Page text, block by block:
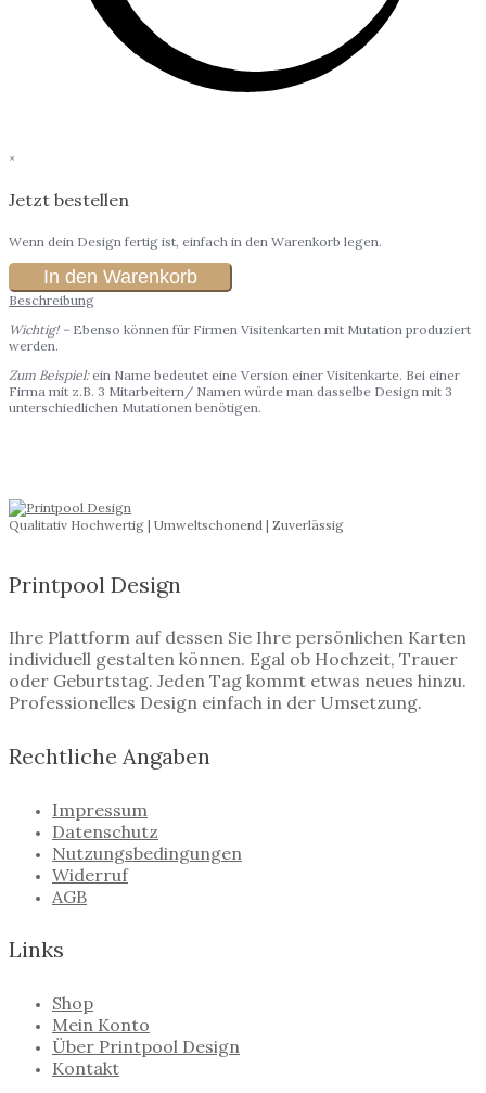
×
Jetzt bestellen
Wenn dein Design fertig ist, einfach in den Warenkorb legen.
In den Warenkorb
Beschreibung
Wichtig! – Ebenso können für Firmen Visitenkarten mit Mutation produziert
werden.
Zum Beispiel:ein Name bedeutet eine Version einer Visitenkarte. Bei einer
Firma mit z.B. 3 Mitarbeitern/ Namen würde man dasselbe Design mit 3
unterschiedlichen Mutationen benötigen.
Qualitativ Hochwertig | Umweltschonend | Zuverlässig
Printpool Design
Ihre Plattform auf dessen Sie Ihre persönlichen Karten
individuell gestalten können. Egal ob Hochzeit, Trauer
oder Geburtstag. Jeden Tag kommt etwas neues hinzu.
Professionelles Design einfach in der Umsetzung.
Rechtliche Angaben
Impressum
Datenschutz
Nutzungsbedingungen
Widerruf
AGB
Links
Shop
Mein Konto
Über Printpool Design
Kontakt